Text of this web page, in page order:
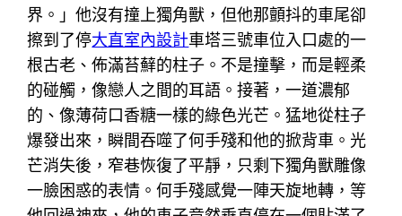
界。」他沒有撞上獨角獸，但他那顫抖的車尾卻
擦到了停大直室內設計車塔三號車位入口處的一
根古老、佈滿苔蘚的柱子。不是撞擊，而是輕柔
的碰觸，像戀人之間的耳語。接著，一道濃郁
的、像薄荷口香糖一樣的綠色光芒。猛地從柱子
爆發出來，瞬間吞噬了何手殘和他的掀背車。光
芒消失後，窄巷恢復了平靜，只剩下獨角獸雕像
一臉困惑的表情。何手殘感覺一陣天旋地轉，等